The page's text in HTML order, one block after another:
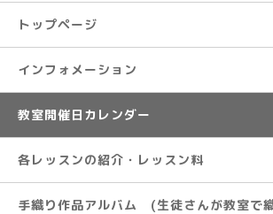
トップページ
インフォメーション
教室開催日カレンダー
各レッスンの紹介・レッスン料
手織り作品アルバム (生徒さんが教室で